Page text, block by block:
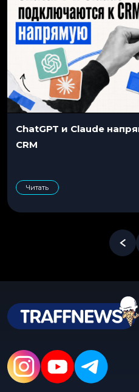
ChatGPT и Claude
CRM
Читать